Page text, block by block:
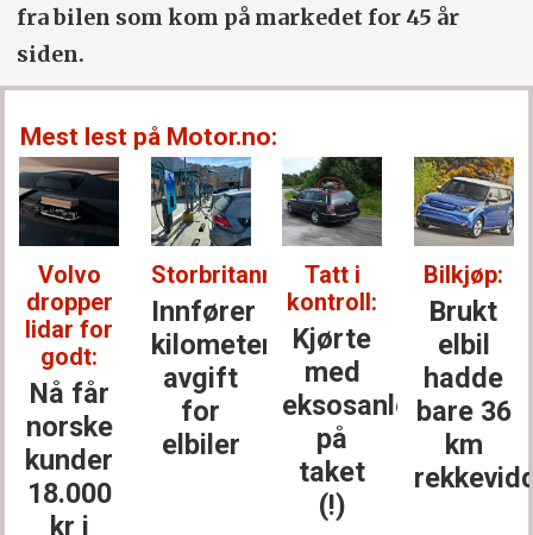
fra bilen som kom på markedet for 45 år
siden.
Mest lest på Motor.no:
Volvo
dropper
lidar for
godt:
Nå får
norske
kunder
18.000
kr i
Storbritannia:
Innfører
kilometer­
avgift
for
elbiler
Tatt i
kontroll:
Kjørte
med
eksosanlegget
på
taket
(!)
Bilkjøp:
Brukt
elbil
hadde
bare 36
km